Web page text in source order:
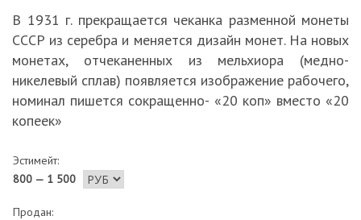
В 1931 г. прекращается чеканка разменной монеты
СССР из серебра и меняется дизайн монет. На новых
монетах, отчеканенных из мельхиора (медно-
никелевый сплав) появляется изображение рабочего,
номинал пишется сокращенно- «20 коп» вместо «20
копеек»
Эстимейт:
800 — 1 500
Продан: